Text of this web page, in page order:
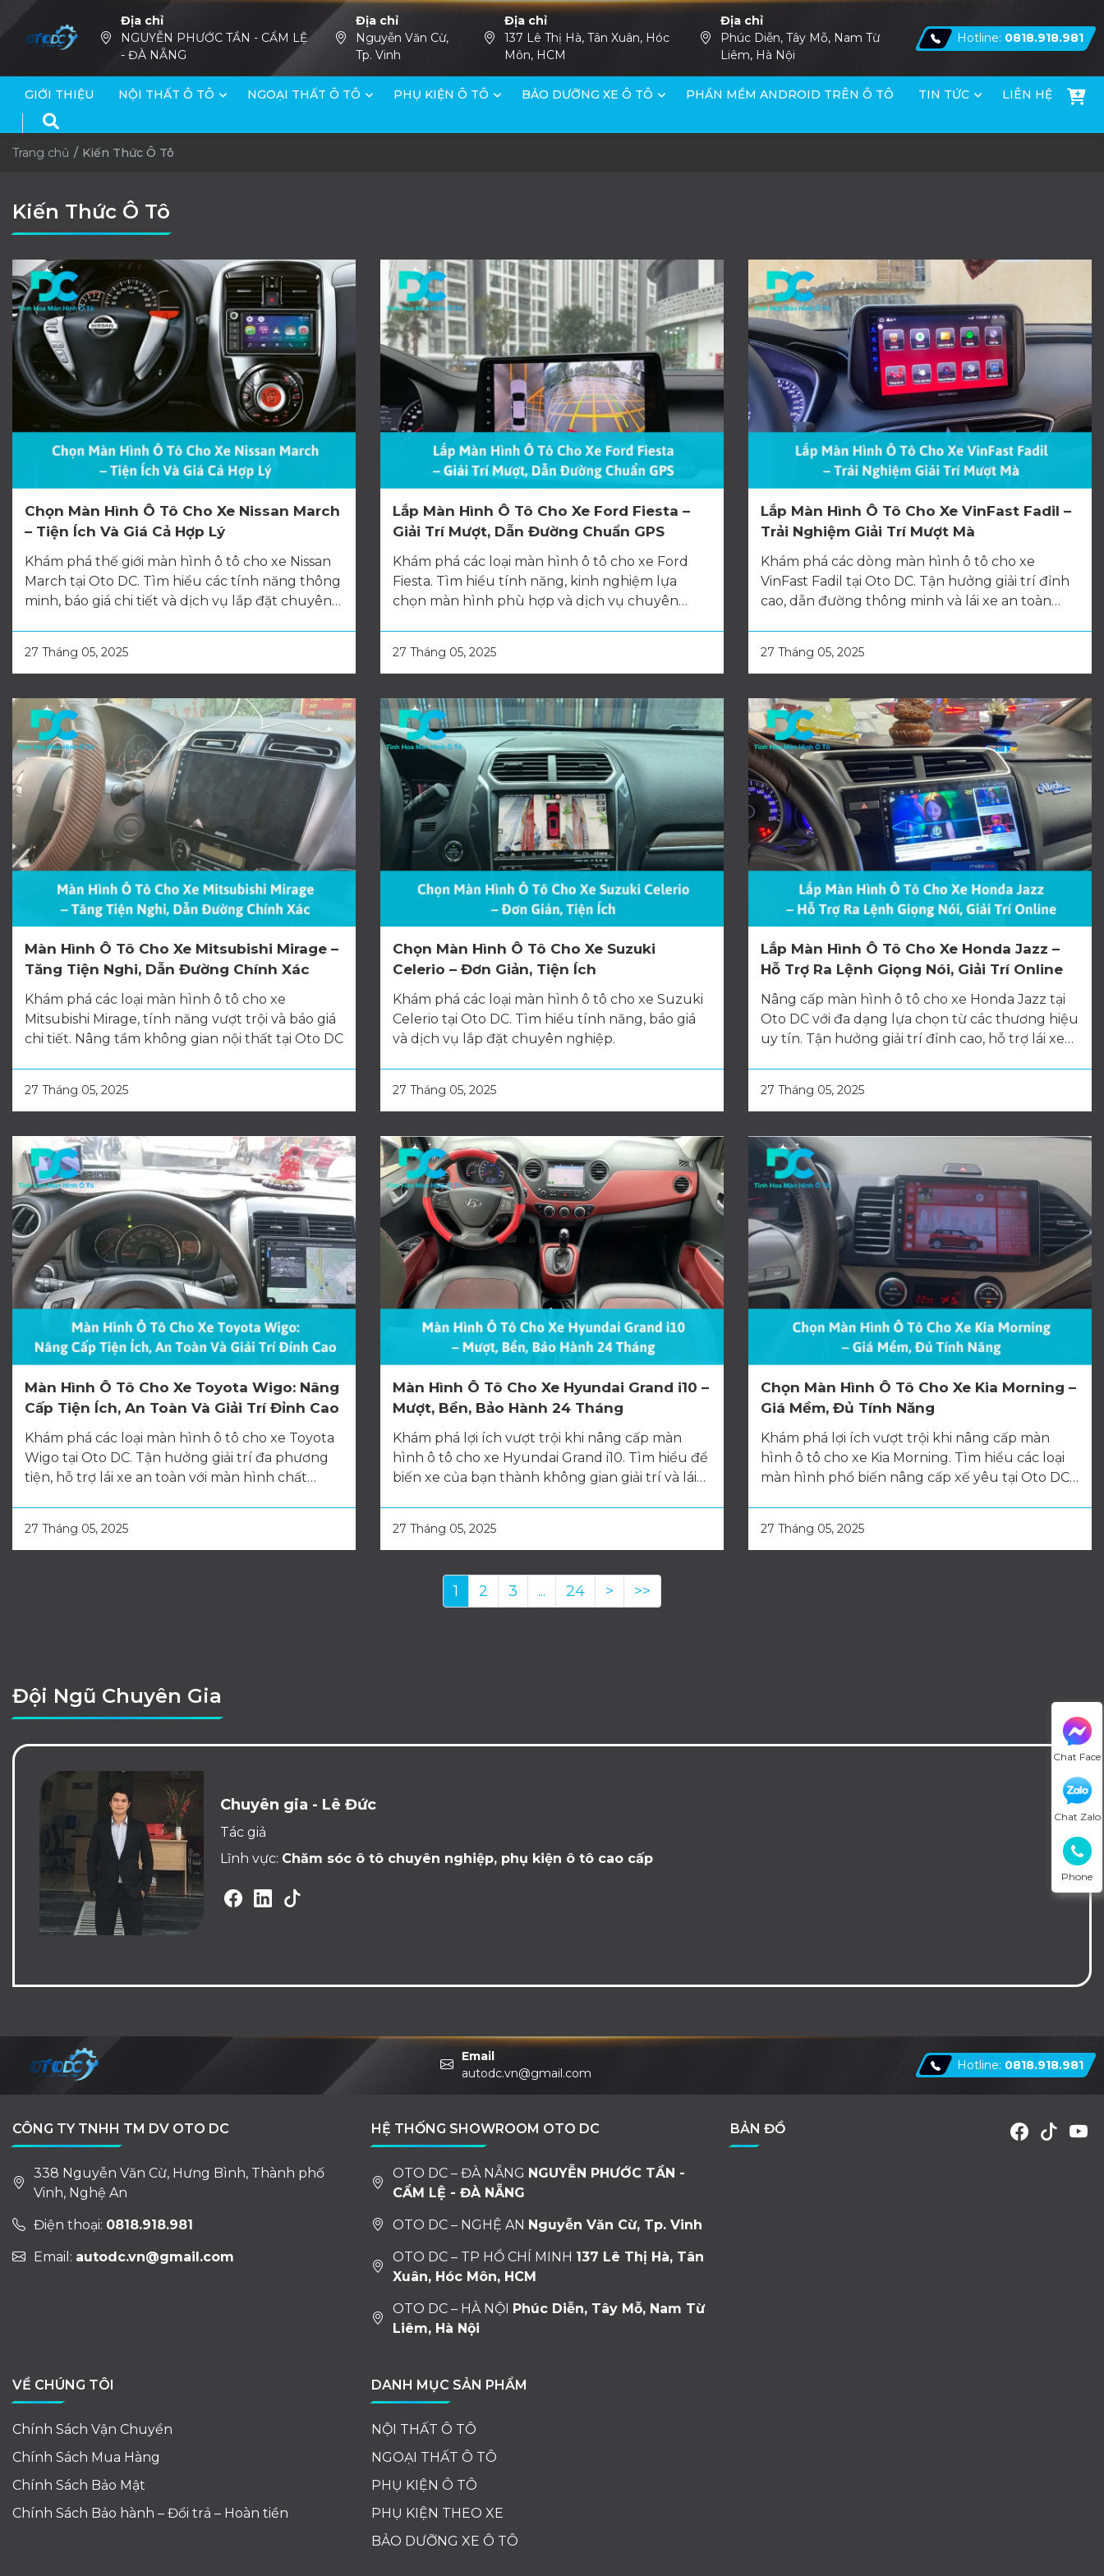
Địa chỉ
NGUYỄN PHƯỚC TẦN - CẨM LỆ
- ĐÀ NẴNG
Địa chỉ
Nguyễn Văn Cừ,
Tp. Vinh
Địa chỉ
137 Lê Thị Hà, Tân Xuân, Hóc
Môn, HCM
Địa chỉ
Phúc Diễn, Tây Mỗ, Nam Từ
Liêm, Hà Nội
Hotline: 0818.918.981
GIỚI THIỆU NỘI THẤT Ô TÔ NGOẠI THẤT Ô TÔ PHỤ KIỆN Ô TÔ BẢO DƯỠNG XE Ô TÔ PHẦN MỀM ANDROID TRÊN Ô TÔ TIN TỨC LIÊN HỆ
Chat Face
Chat Zalo
Phone
Trang chủ Kiến Thức Ô Tô
Kiến Thức Ô Tô
Chọn Màn Hình Ô Tô Cho Xe Nissan March
– Tiện Ích Và Giá Cả Hợp Lý
Khám phá thế giới màn hình ô tô cho xe Nissan
March tại Oto DC. Tìm hiểu các tính năng thông
minh, báo giá chi tiết và dịch vụ lắp đặt chuyên
27 Tháng 05, 2025
Lắp Màn Hình Ô Tô Cho Xe Ford Fiesta –
Giải Trí Mượt, Dẫn Đường Chuẩn GPS
Khám phá các loại màn hình ô tô cho xe Ford
Fiesta. Tìm hiểu tính năng, kinh nghiệm lựa
chọn màn hình phù hợp và dịch vụ chuyên
27 Tháng 05, 2025
Lắp Màn Hình Ô Tô Cho Xe VinFast Fadil –
Trải Nghiệm Giải Trí Mượt Mà
Khám phá các dòng màn hình ô tô cho xe
VinFast Fadil tại Oto DC. Tận hưởng giải trí đỉnh
cao, dẫn đường thông minh và lái xe an toàn
27 Tháng 05, 2025
Màn Hình Ô Tô Cho Xe Mitsubishi Mirage –
Tăng Tiện Nghi, Dẫn Đường Chính Xác
Khám phá các loại màn hình ô tô cho xe
Mitsubishi Mirage, tính năng vượt trội và báo giá
chi tiết. Nâng tầm không gian nội thất tại Oto DC
27 Tháng 05, 2025
Chọn Màn Hình Ô Tô Cho Xe Suzuki
Celerio – Đơn Giản, Tiện Ích
Khám phá các loại màn hình ô tô cho xe Suzuki
Celerio tại Oto DC. Tìm hiểu tính năng, báo giá
và dịch vụ lắp đặt chuyên nghiệp.
27 Tháng 05, 2025
Lắp Màn Hình Ô Tô Cho Xe Honda Jazz –
Hỗ Trợ Ra Lệnh Giọng Nói, Giải Trí Online
Nâng cấp màn hình ô tô cho xe Honda Jazz tại
Oto DC với đa dạng lựa chọn từ các thương hiệu
uy tín. Tận hưởng giải trí đỉnh cao, hỗ trợ lái xe
27 Tháng 05, 2025
Màn Hình Ô Tô Cho Xe Toyota Wigo: Nâng
Cấp Tiện Ích, An Toàn Và Giải Trí Đỉnh Cao
Khám phá các loại màn hình ô tô cho xe Toyota
Wigo tại Oto DC. Tận hưởng giải trí đa phương
tiện, hỗ trợ lái xe an toàn với màn hình chất
27 Tháng 05, 2025
Màn Hình Ô Tô Cho Xe Hyundai Grand i10 –
Mượt, Bền, Bảo Hành 24 Tháng
Khám phá lợi ích vượt trội khi nâng cấp màn
hình ô tô cho xe Hyundai Grand i10. Tìm hiểu để
biến xe của bạn thành không gian giải trí và lái
27 Tháng 05, 2025
Chọn Màn Hình Ô Tô Cho Xe Kia Morning –
Giá Mềm, Đủ Tính Năng
Khám phá lợi ích vượt trội khi nâng cấp màn
hình ô tô cho xe Kia Morning. Tìm hiểu các loại
màn hình phổ biến nâng cấp xế yêu tại Oto DC
27 Tháng 05, 2025
1 2 3 ... 24 > >>
Đội Ngũ Chuyên Gia
Chuyên gia - Lê Đức
Tác giả
Lĩnh vực: Chăm sóc ô tô chuyên nghiệp, phụ kiện ô tô cao cấp
Email
autodc.vn@gmail.com
Hotline: 0818.918.981
CÔNG TY TNHH TM DV OTO DC
338 Nguyễn Văn Cừ, Hưng Bình, Thành phố
Vinh, Nghệ An
Điện thoại: 0818.918.981
Email: autodc.vn@gmail.com
HỆ THỐNG SHOWROOM OTO DC
OTO DC – ĐÀ NẴNG NGUYỄN PHƯỚC TẦN -
CẨM LỆ - ĐÀ NẴNG
OTO DC – NGHỆ AN Nguyễn Văn Cừ, Tp. Vinh
OTO DC – TP HỒ CHÍ MINH 137 Lê Thị Hà, Tân
Xuân, Hóc Môn, HCM
OTO DC – HÀ NỘI Phúc Diễn, Tây Mỗ, Nam Từ
Liêm, Hà Nội
VỀ CHÚNG TÔI
Chính Sách Vận Chuyển
Chính Sách Mua Hàng
Chính Sách Bảo Mật
Chính Sách Bảo hành – Đổi trả – Hoàn tiền
DANH MỤC SẢN PHẨM
NỘI THẤT Ô TÔ
NGOẠI THẤT Ô TÔ
PHỤ KIỆN Ô TÔ
PHỤ KIỆN THEO XE
BẢO DƯỠNG XE Ô TÔ
BẢN ĐỒ